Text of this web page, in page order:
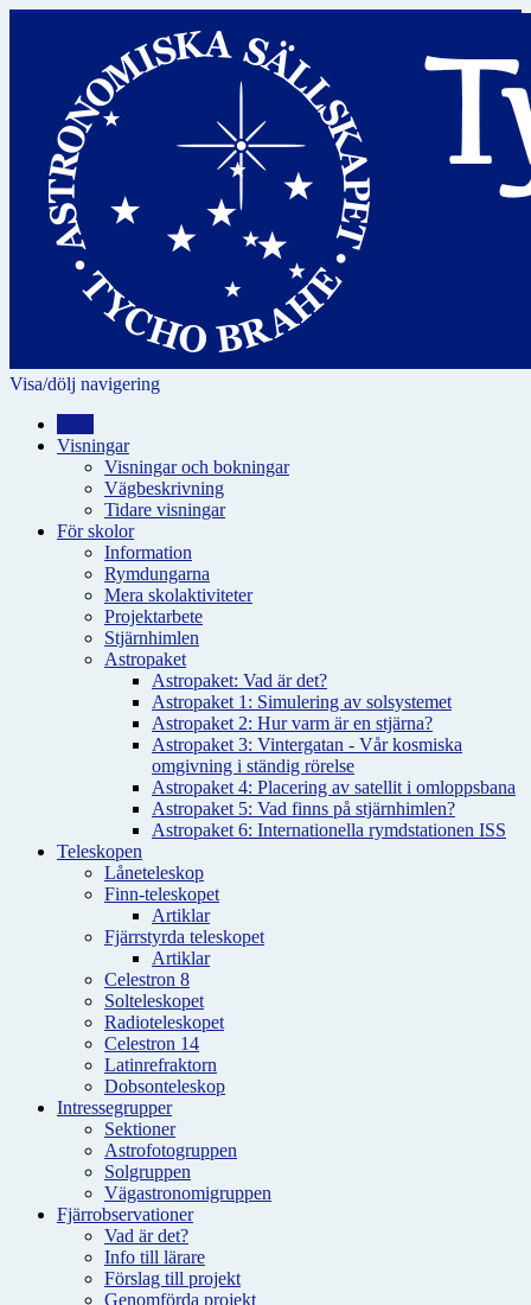
Visa/dölj navigering
Visningar
Visningar och bokningar
Vägbeskrivning
Tidare visningar
För skolor
Information
Rymdungarna
Mera skolaktiviteter
Projektarbete
Stjärnhimlen
Astropaket
Astropaket: Vad är det?
Astropaket 1: Simulering av solsystemet
Astropaket 2: Hur varm är en stjärna?
Astropaket 3: Vintergatan - Vår kosmiska
omgivning i ständig rörelse
Astropaket 4: Placering av satellit i omloppsbana
Astropaket 5: Vad finns på stjärnhimlen?
Astropaket 6: Internationella rymdstationen ISS
Teleskopen
Låneteleskop
Finn-teleskopet
Artiklar
Fjärrstyrda teleskopet
Artiklar
Celestron 8
Solteleskopet
Radioteleskopet
Celestron 14
Latinrefraktorn
Dobsonteleskop
Intressegrupper
Sektioner
Astrofotogruppen
Solgruppen
Vägastronomigruppen
Fjärrobservationer
Vad är det?
Info till lärare
Förslag till projekt
Genomförda projekt